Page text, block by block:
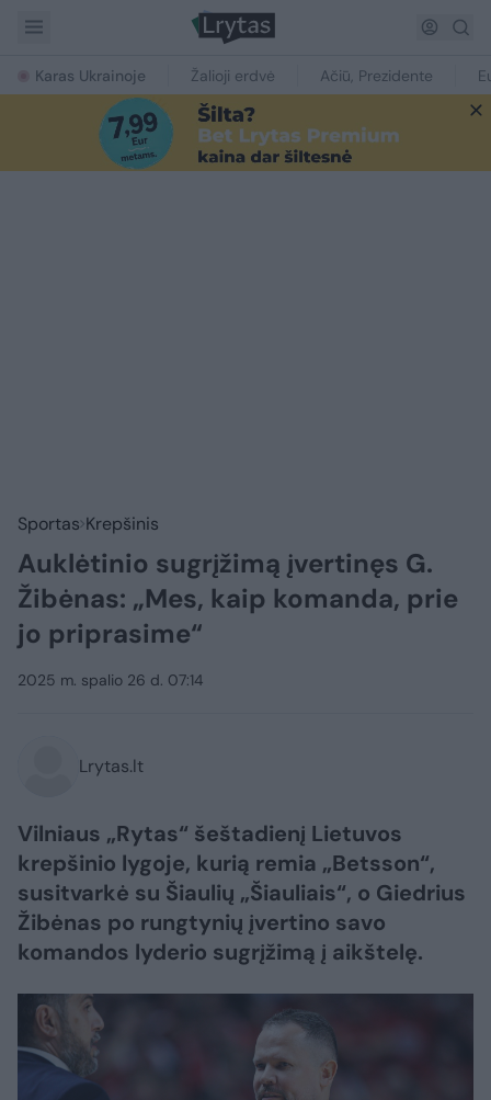
Karas Ukrainoje Žalioji erdvė Ačiū, Prezidente
Sportas Krepšinis
Auklėtinio sugrįžimą įvertinęs G.
Žibėnas: „Mes, kaip komanda, prie
jo priprasime“
2025 m. spalio 26 d. 07:14
Lrytas.lt
Vilniaus „Rytas“ šeštadienį Lietuvos
krepšinio lygoje, kurią remia „Betsson“,
susitvarkė su Šiaulių „Šiauliais“, o Giedrius
Žibėnas po rungtynių įvertino savo
komandos lyderio sugrįžimą į aikštelę.